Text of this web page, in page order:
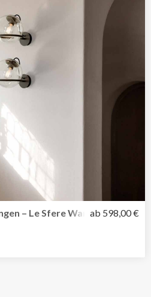
– Le Sfere Wandleuchte
ab 598,00 €